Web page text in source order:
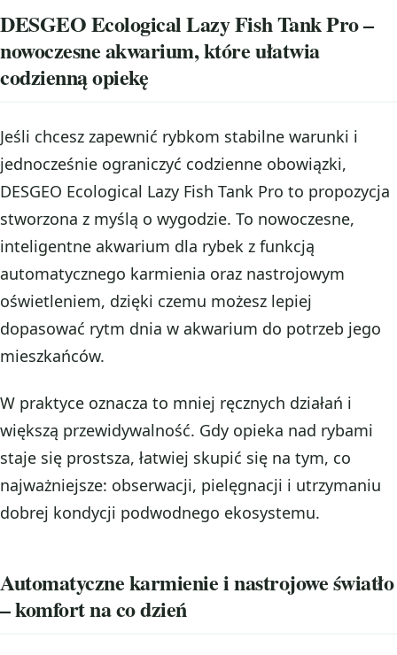
DESGEO Ecological Lazy Fish Tank Pro –
nowoczesne akwarium, które ułatwia
codzienną opiekę
Jeśli chcesz zapewnić rybkom stabilne warunki i
jednocześnie ograniczyć codzienne obowiązki,
DESGEO Ecological Lazy Fish Tank Pro to propozycja
stworzona z myślą o wygodzie. To nowoczesne,
inteligentne akwarium dla rybek z funkcją
automatycznego karmienia oraz nastrojowym
oświetleniem, dzięki czemu możesz lepiej
dopasować rytm dnia w akwarium do potrzeb jego
mieszkańców.
W praktyce oznacza to mniej ręcznych działań i
większą przewidywalność. Gdy opieka nad rybami
staje się prostsza, łatwiej skupić się na tym, co
najważniejsze: obserwacji, pielęgnacji i utrzymaniu
dobrej kondycji podwodnego ekosystemu.
Automatyczne karmienie i nastrojowe światło
– komfort na co dzień